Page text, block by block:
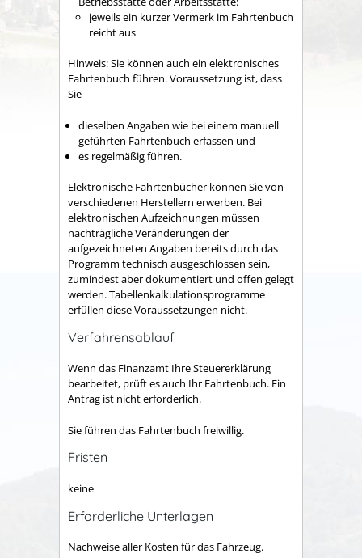
jeweils ein kurzer Vermerk im Fahrtenbuch
reicht aus
Hinweis: Sie können auch ein elektronisches
Fahrtenbuch führen.Voraussetzung ist, dass
Sie
dieselben Angaben wie bei einem manuell
geführten Fahrtenbuch erfassen und
es regelmäßig führen.
Elektronische Fahrtenbücher können Sie von
verschiedenen Herstellern erwerben. Bei
elektronischen Aufzeichnungen müssen
nachträgliche Veränderungen der
aufgezeichneten Angaben bereits durch das
Programm technisch ausgeschlossen sein,
zumindest aber dokumentiert und offen gelegt
werden. Tabellenkalkulationsprogramme
erfüllen diese Voraussetzungen nicht.
Verfahrensablauf
Wenn das Finanzamt Ihre Steuererklärung
bearbeitet, prüft es auch Ihr Fahrtenbuch. Ein
Antrag ist nicht erforderlich.
Sie führen das Fahrtenbuch freiwillig.
Fristen
keine
Erforderliche Unterlagen
Nachweise aller Kosten für das Fahrzeug.